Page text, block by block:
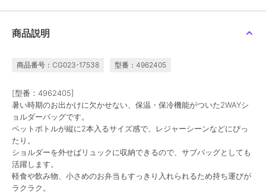
商品説明
商品番号：CG023-17538 型番：4962405
[型番：4962405]
暑い時期のお出かけに欠かせない、保温・保冷機能がついた2WAYシ
ョルダーバッグです。
ペットボトルが縦に2本入るサイズ感で、レジャーシーンなどにぴっ
たり。
ショルダーを外せばリュックに収納できるので、サブバッグとしても
活躍します。
軽食や飲み物、小さめのお弁当もすっきり入れられるため持ち運びが
ラクラク。